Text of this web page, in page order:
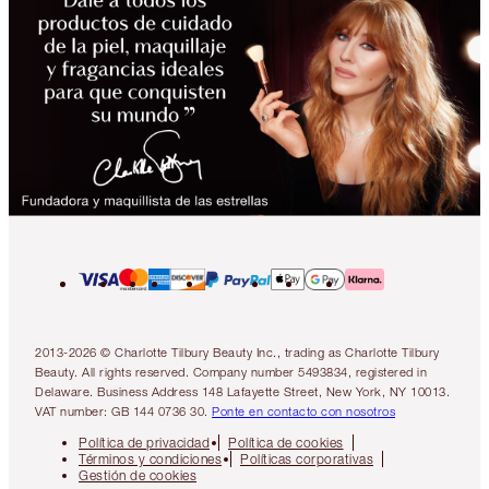
2013-2026 © Charlotte Tilbury Beauty Inc., trading as Charlotte Tilbury
Beauty. All rights reserved. Company number 5493834, registered in
Delaware. Business Address 148 Lafayette Street, New York, NY 10013.
VAT number: GB 144 0736 30. Ponte en contacto con nosotros
Política de privacidad
Política de cookies
Términos y condiciones
Políticas corporativas
Gestión de cookies